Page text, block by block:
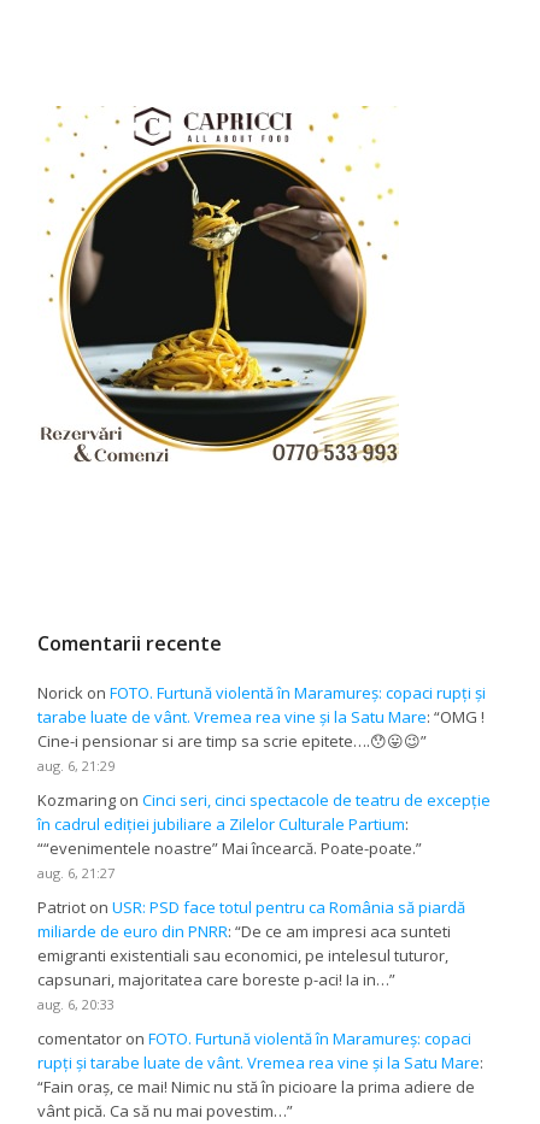
Comentarii recente
Norick onFOTO. Furtună violentă în Maramureș: copaci rupți și
tarabe luate de vânt. Vremea rea vine și la Satu Mare: “OMG !
Cine-i pensionar si are timp sa scrie epitete….😯😛😉”
aug. 6, 21:29
Kozmaring onCinci seri, cinci spectacole de teatru de excepție
în cadrul ediției jubiliare a Zilelor Culturale Partium:
““evenimentele noastre” Mai încearcă. Poate-poate.”
aug. 6, 21:27
Patriot onUSR: PSD face totul pentru ca România să piardă
miliarde de euro din PNRR: “De ce am impresi aca sunteti
emigranti existentiali sau economici, pe intelesul tuturor,
capsunari, majoritatea care boreste p-aci! Ia in…”
aug. 6, 20:33
comentator onFOTO. Furtună violentă în Maramureș: copaci
rupți și tarabe luate de vânt. Vremea rea vine și la Satu Mare:
“Fain oraș, ce mai! Nimic nu stă în picioare la prima adiere de
vânt pică. Ca să nu mai povestim…”